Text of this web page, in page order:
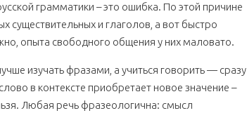
грамматики – это ошибка. По этой причине
существительных и глаголов, а вот быстро
опыта свободного общения у них маловато.
изучать фразами, а учиться говорить — сразу
в контексте приобретает новое значение –
Любая речь фразеологична: смысл